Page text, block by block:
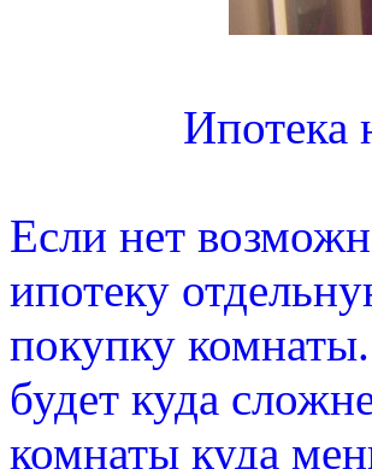
Ипотека
Если нет
ипотеку
покупку
будет куда
комнаты куда